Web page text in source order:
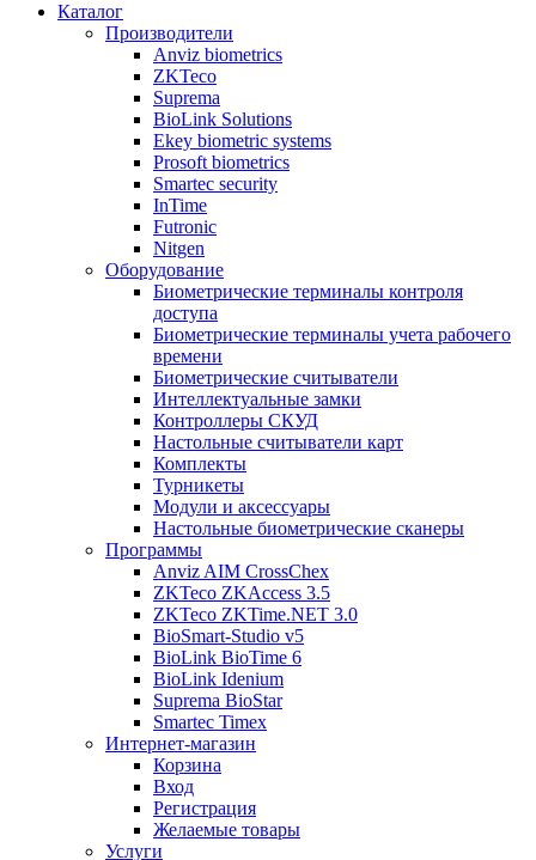
Каталог
Производители
Anviz biometrics
ZKTeco
Suprema
BioLink Solutions
Ekey biometric systems
Prosoft biometrics
Smartec security
InTime
Futronic
Nitgen
Оборудование
Биометрические терминалы контроля
доступа
Биометрические терминалы учета рабочего
времени
Биометрические считыватели
Интеллектуальные замки
Контроллеры СКУД
Настольные считыватели карт
Комплекты
Турникеты
Модули и аксессуары
Настольные биометрические сканеры
Программы
Anviz AIM CrossChex
ZKTeco ZKAccess 3.5
ZKTeco ZKTime.NET 3.0
BioSmart-Studio v5
BioLink BioTime 6
BioLink Idenium
Suprema BioStar
Smartec Timex
Интернет-магазин
Корзина
Вход
Регистрация
Желаемые товары
Услуги